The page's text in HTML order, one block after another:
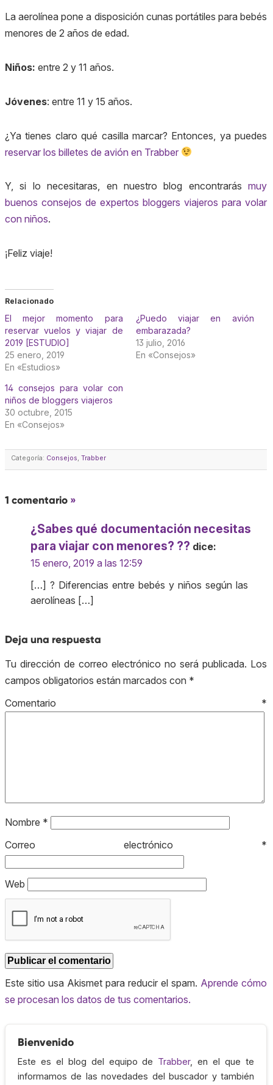
La aerolínea pone a disposición cunas portátiles para bebés
menores de 2 años de edad.
Niños: entre 2 y 11 años.
Jóvenes: entre 11 y 15 años.
¿Ya tienes claro qué casilla marcar? Entonces, ya puedes
reservar los billetes de avión en Trabber
Y, si lo necesitaras, en nuestro blog encontrarás muy
buenos consejos de expertos bloggers viajeros para volar
con niños.
¡Feliz viaje!
Relacionado
El mejor momento para
reservar vuelos y viajar de
2019 [ESTUDIO]
25 enero, 2019
En «Estudios»
¿Puedo viajar en avión
embarazada?
13 julio, 2016
En «Consejos»
14 consejos para volar con
niños de bloggers viajeros
30 octubre, 2015
En «Consejos»
Categoría: Consejos, Trabber
1 comentario »
¿Sabes qué documentación necesitas
para viajar con menores? ?? dice:
15 enero, 2019 a las 12:59
[…] ? Diferencias entre bebés y niños según las
aerolíneas […]
Deja una respuesta
Tu dirección de correo electrónico no será publicada. Los
campos obligatorios están marcados con *
Comentario *
Nombre *
Correo electrónico *
Web
Este sitio usa Akismet para reducir el spam. Aprende cómo
se procesan los datos de tus comentarios.
Bienvenido
Este es el blog del equipo de Trabber, en el que te
informamos de las novedades del buscador y también